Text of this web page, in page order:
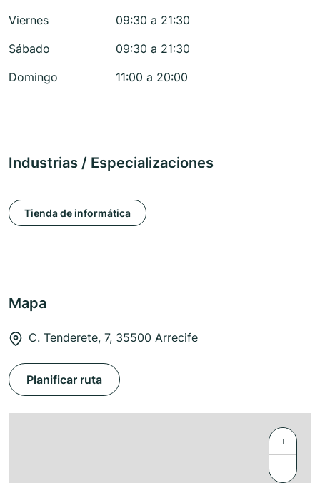
Viernes
09:30 a 21:30
Sábado
09:30 a 21:30
Domingo
11:00 a 20:00
Industrias / Especializaciones
Tienda de informática
Mapa
C. Tenderete, 7, 35500 Arrecife
Planificar ruta
+
−